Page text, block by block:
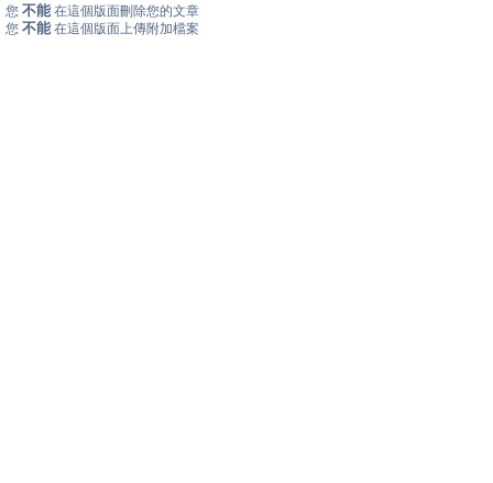
您 不能 在這個版面刪除您的文章
您 不能 在這個版面上傳附加檔案